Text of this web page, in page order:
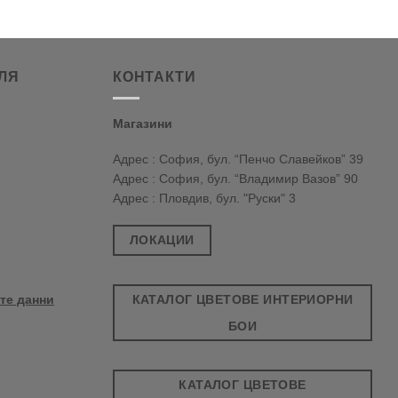
данни
КОНТАКТИ
Магазини
Адрес : София, бул. “Пенчо Славейков” 39
Адрес : София, бул. “Владимир Вазов” 90
Адрес : Пловдив, бул. "Руски" 3
ЛОКАЦИИ
КАТАЛОГ ЦВЕТОВЕ ИНТЕРИОРНИ
БОИ
КАТАЛОГ ЦВЕТОВЕ